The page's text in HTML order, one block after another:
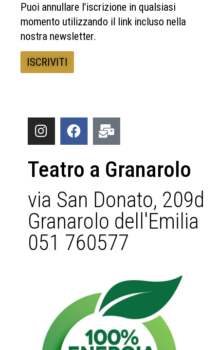
Puoi annullare l’iscrizione in qualsiasi
momento utilizzando il link incluso nella
nostra newsletter.
Teatro a Granarolo
via San Donato, 209d
Granarolo dell'Emilia
051 760577